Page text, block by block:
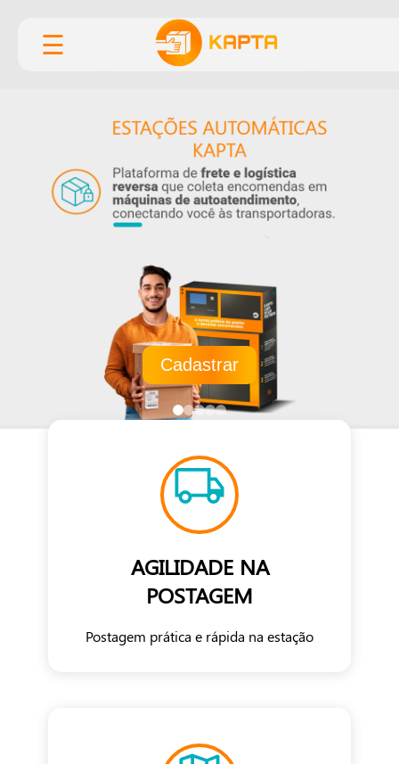
☰
Cadastrar
AGILIDADE NA
POSTAGEM
Postagem prática e rápida na estação